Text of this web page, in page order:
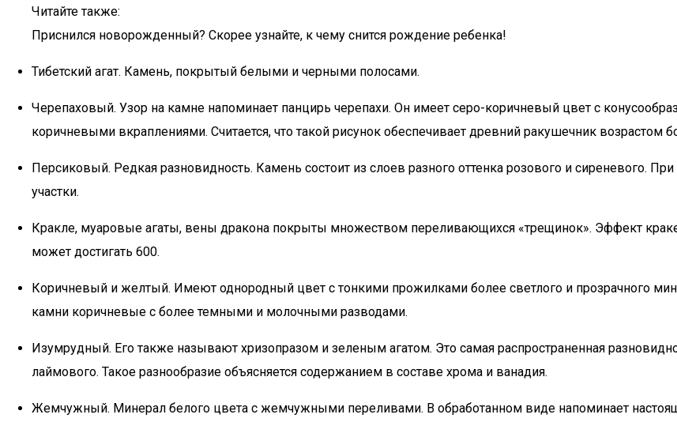
Читайте также:
Приснился новорожденный? Скорее узнайте, к чему снится рождение ребенка!
Тибетский агат. Камень, покрытый белыми и черными полосами.
Черепаховый. Узор на камне напоминает панцирь черепахи. Он имеет серо-коричневый цвет с
коричневыми вкраплениями. Считается, что такой рисунок обеспечивает древний ракушечник возрастом
Персиковый. Редкая разновидность. Камень состоит из слоев разного оттенка розового и сиреневого.
участки.
Кракле, муаровые агаты, вены дракона покрыты множеством переливающихся «трещинок». Эффект
может достигать 600.
Коричневый и желтый. Имеют однородный цвет с тонкими прожилками более светлого и прозрачного
камни коричневые с более темными и молочными разводами.
Изумрудный. Его также называют хризопразом и зеленым агатом. Это самая распространенная
лаймового. Такое разнообразие объясняется содержанием в составе хрома и ванадия.
Жемчужный. Минерал белого цвета с жемчужными переливами. В обработанном виде напоминает